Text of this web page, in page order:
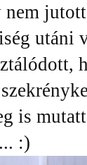
utáni
is
:)